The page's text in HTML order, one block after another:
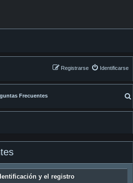
Identificarse
Registrarse
Frecuentes
y el registro